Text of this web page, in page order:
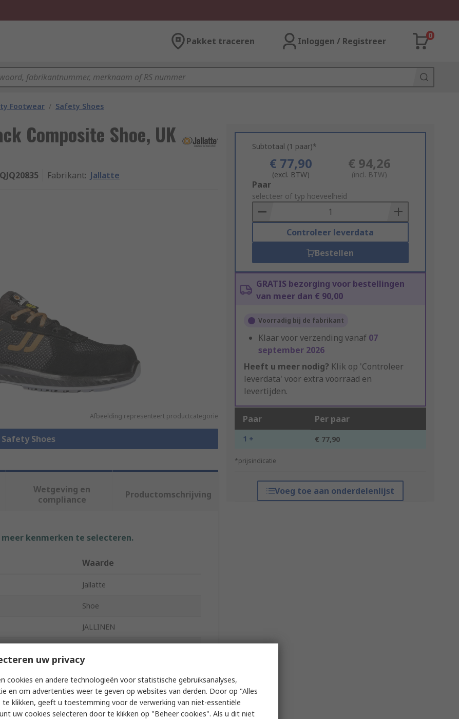
Pakket traceren Inloggen / Registreer
0
Footwear / Safety Shoes
Composite Shoe, UK
Fabrikant: Jallatte
Afbeelding representeert productcategorie
Shoes
Subtotaal (1 paar)*
€ 77,90
(excl. BTW)
€ 94,26
(incl. BTW)
Add
to
Basket
Paar
selecteer of typ hoeveelheid
Controleer leverdata
Bestellen
GRATIS bezorging voor bestellingen
van meer dan € 90,00
Voorradig bij de fabrikant
Klaar voor verzending vanaf 07
september 2026
Heeft u meer nodig? Klik op 'Controleer
leverdata' voor extra voorraad en
levertijden.
Paar Per paar
1 + € 77,90
*prijsindicatie
Voeg toe aan onderdelenlijst
Wetgeving en
compliance
Productomschrijving
kenmerken te selecteren.
Waarde
Jallatte
Shoe
JALLINEN
2.5
Black
uw privacy
cookies en andere technologieën voor statistische gebruiksanalyses,
en om advertenties weer te geven op websites van derden. Door op "Alles
te klikken, geeft u toestemming voor de verwerking van niet-essentiële
uw cookies selecteren door te klikken op "Beheer cookies". Als u dit niet